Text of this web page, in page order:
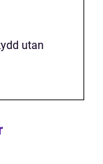
utan